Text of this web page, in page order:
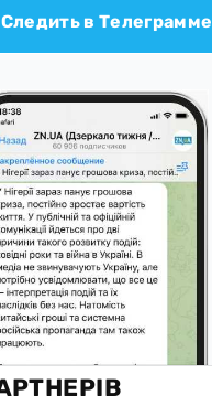
Следить в Телеграмме